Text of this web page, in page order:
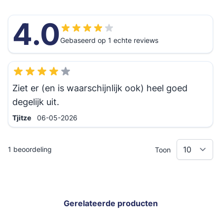
4.0Gebaseerd op 1 echte reviews
Ziet er (en is waarschijnlijk ook) heel goed
degelijk uit.
Tjitze 6 mei 2026
06-05-2026
1 beoordeling Toon
Gerelateerde producten